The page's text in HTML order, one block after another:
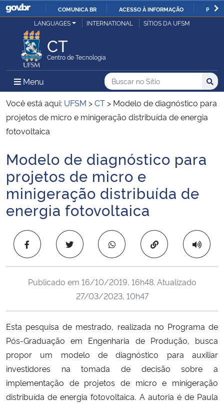
IR
COMUNICA BR ACESSO À INFORMAÇÃO
Ministério da Justiça e Segurança Pública
Ministério da Defesa
Ministério das Relações Exteriores
Ministério da Economia
Ministério da Infraestrutura
Ministério da Agricultura, Pecuária e Abastecimento
Ministério da Educação
Ministério da Cidadania
Ministério da Saúde
Ministério de Minas e Energia
Ministério da Ciência, Tecnologia, Inovações e Comunicações
Ministério do Meio Ambiente
Ministério do Turismo
Ministério do Desenvolvimento Regional
LANGUAGES INTERNATIONAL SÍTIOS DA UFSM
CT
Centro de Tecnologia
Menu Menu Principal do Sítio
Busca
Buscar no no Sítio
Busca:
Você está aqui: UFSM >CT > Modelo de diagnóstico para
projetos de micro e minigeração distribuída de energia
fotovoltaica
Início do conteúdo
Modelo de diagnóstico para
projetos de micro e
minigeração distribuída de
energia fotovoltaica
Copiar para área
Publicado em 16/10/2019, 16h48. Atualizado
27/03/2023, 10h47
Esta pesquisa de mestrado, realizada no Programa de
Pós-Graduação em Engenharia de Produção, busca
propor um modelo de diagnóstico para auxiliar
investidores na tomada de decisão sobre a
implementação de projetos de micro e minigeração
distribuída de energia fotovoltaica. A autoria é de Paula